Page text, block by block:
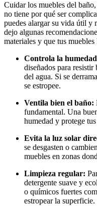
Cuidar los muebles del
no tiene por qué ser
puedes alargar su vida útil y
dejo algunas
materiales y que tus
Controla la
diseñados para
del agua. Si se
se estropee.
Ventila bien el baño:
fundamental. Una
humedad y protege
Evita la luz solar
se desgasten o
muebles en zonas
Limpieza regular:
detergente suave y
o químicos fuertes
estropear la superficie.